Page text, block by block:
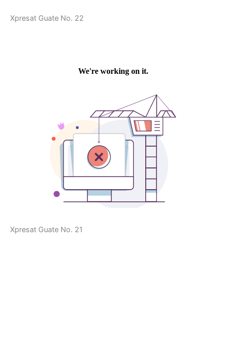
Xpresat Guate No. 22
Xpresat Guate No. 21